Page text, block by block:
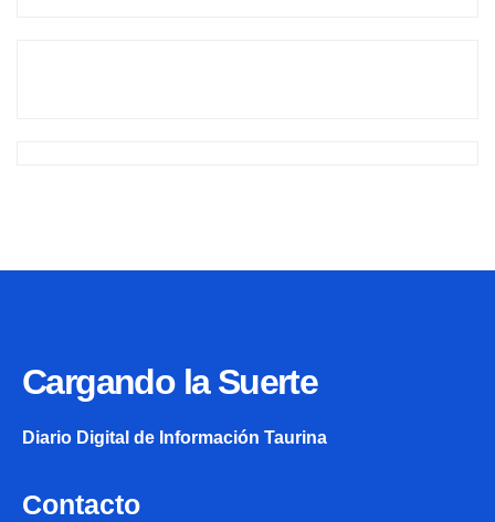
Cargando la Suerte
Diario Digital de Información Taurina
Contacto